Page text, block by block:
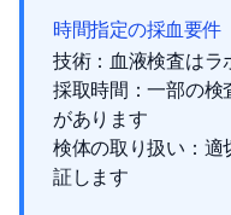
時間指定の採血要件
技術：血液検査はラ
採取時間：一部の検
があります
検体の取り扱い：適
証します